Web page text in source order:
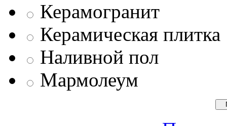
Керамогранит
Керамическая плитка
Наливной пол
Мармолеум